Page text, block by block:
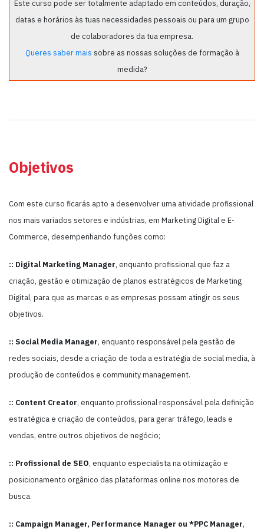
Este curso pode ser totalmente adaptado em conteúdos, duração,
datas e horários às tuas necessidades pessoais ou para um grupo
de colaboradores da tua empresa.
Queres saber mais sobre as nossas soluções de formação à
medida?
Objetivos
Com este curso ficarás apto a desenvolver uma atividade profissional
nos mais variados setores e indústrias, em Marketing Digital e E-
Commerce, desempenhando funções como:
:: Digital Marketing Manager, enquanto profissional que faz a
criação, gestão e otimização de planos estratégicos de Marketing
Digital, para que as marcas e as empresas possam atingir os seus
objetivos.
:: Social Media Manager, enquanto responsável pela gestão de
redes sociais, desde a criação de toda a estratégia de social media, à
produção de conteúdos e community management.
:: Content Creator, enquanto profissional responsável pela definição
estratégica e criação de conteúdos, para gerar tráfego, leads e
vendas, entre outros objetivos de negócio;
:: Profissional de SEO, enquanto especialista na otimização e
posicionamento orgânico das plataformas online nos motores de
busca.
:: Campaign Manager, Performance Manager ou *PPC Manager,